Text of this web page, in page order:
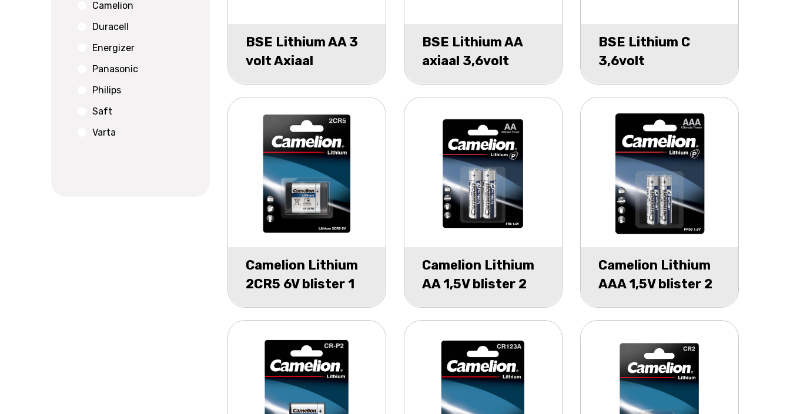
BSE Lithium AA 3
volt Axiaal
BSE Lithium AA
axiaal 3,6volt
BSE Lithium C
3,6volt
Camelion Lithium
2CR5 6V blister 1
Camelion Lithium
AA 1,5V blister 2
Camelion Lithium
AAA 1,5V blister 2
Camelion
Duracell
Energizer
Panasonic
Philips
Saft
Varta